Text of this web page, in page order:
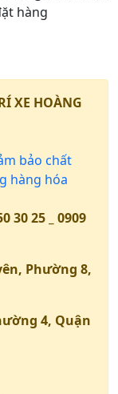
hàng
XE HOÀNG
bảo chất
hàng hóa
30 25 _ 0909
Phường 8,
4, Quận